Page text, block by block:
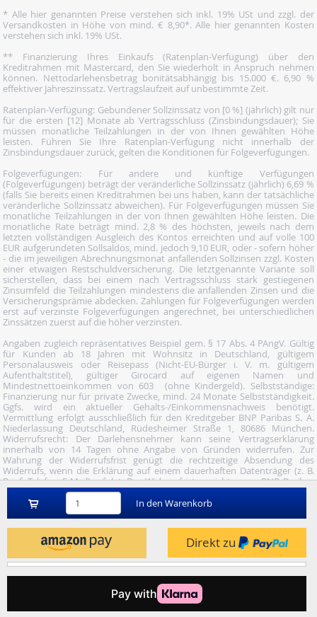
In den Warenkorb
Direkt zu
* Alle hier genannten Preise verstehen sich inkl. 19% USt und zzgl. der
Versandkosten in Höhe von mind. € 8,90*. Alle hier genannten Kosten
verstehen sich inkl. 19% USt.
** Finanzierung Ihres Einkaufs (Ratenplan-Verfügung) über den
Kreditrahmen mit Mastercard, den Sie wiederholt in Anspruch nehmen
können. Nettodarlehensbetrag bonitätsabhängig bis 15.000 €. 6,90 %
effektiver Jahreszinssatz. Vertragslaufzeit auf unbestimmte Zeit.
Ratenplan-Verfügung: Gebundener Sollzinssatz von [0 %] (jährlich) gilt nur
für die ersten [12] Monate ab Vertragsschluss (Zinsbindungsdauer); Sie
müssen monatliche Teilzahlungen in der von Ihnen gewählten Höhe
leisten. Führen Sie Ihre Ratenplan-Verfügung nicht innerhalb der
Zinsbindungsdauer zurück, gelten die Konditionen für Folgeverfügungen.
Folgeverfügungen: Für andere und künftige Verfügungen
(Folgeverfügungen) beträgt der veränderliche Sollzinssatz (jährlich) 6,69 %
(falls Sie bereits einen Kreditrahmen bei uns haben, kann der tatsächliche
veränderliche Sollzinssatz abweichen). Für Folgeverfügungen müssen Sie
monatliche Teilzahlungen in der von Ihnen gewählten Höhe leisten. Die
monatliche Rate beträgt mind. 2,8 % des höchsten, jeweils nach dem
letzten vollständigen Ausgleich des Kontos erreichten und auf volle 100
EUR aufgerundeten Sollsaldos, mind. jedoch 9,10 EUR, oder - sofern höher
- die im jeweiligen Abrechnungsmonat anfallenden Sollzinsen zzgl. Kosten
einer etwaigen Restschuldversicherung. Die letztgenannte Variante soll
sicherstellen, dass bei einem nach Vertragsschluss stark gestiegenen
Zinsumfeld die Teilzahlungen mindestens die anfallenden Zinsen und die
Versicherungsprämie abdecken. Zahlungen für Folgeverfügungen werden
erst auf verzinste Folgeverfügungen angerechnet, bei unterschiedlichen
Zinssätzen zuerst auf die höher verzinsten.
Angaben zugleich repräsentatives Beispiel gem. § 17 Abs. 4 PAngV. Gültig
für Kunden ab 18 Jahren mit Wohnsitz in Deutschland, gültigem
Personalausweis oder Reisepass (Nicht-EU-Bürger i. V. m. gültigem
Aufenthaltstitel), gültiger Girocard auf eigenen Namen und
Mindestnettoeinkommen von 603  (ohne Kindergeld). Selbstständige:
Finanzierung nur für private Zwecke, mind. 24 Monate Selbstständigkeit.
Ggfs. wird ein aktueller Gehalts-/Einkommensnachweis benötigt.
Vermittlung erfolgt ausschließlich für den Kreditgeber BNP Paribas S. A.
Niederlassung Deutschland, Rüdesheimer Straße 1, 80686 München.
Widerrufsrecht: Der Darlehensnehmer kann seine Vertragserklärung
innerhalb von 14 Tagen ohne Angabe von Gründen widerrufen. Zur
Wahrung der Widerrufsfrist genügt die rechtzeitige Absendung des
Widerrufs, wenn die Erklärung auf einem dauerhaften Datenträger (z. B.
Brief, Telefax, E-Mail) erfolgt. Der Widerruf ist zu richten an: BNP Paribas
S.A. Niederlassung Deutschland, Wuhanstraße 5, 47051 Duisburg (Fax: 02
03/34 69 54-09; Tel.: 02 03/34 69 54-02; E- Mail:
widerruf@consorsfinanz.de).
Nutze unser Midnight-Shopping und bestelle versandkostenfrei.
Genauere Infos findest du
© 2026 by heise mindfactory gmbh